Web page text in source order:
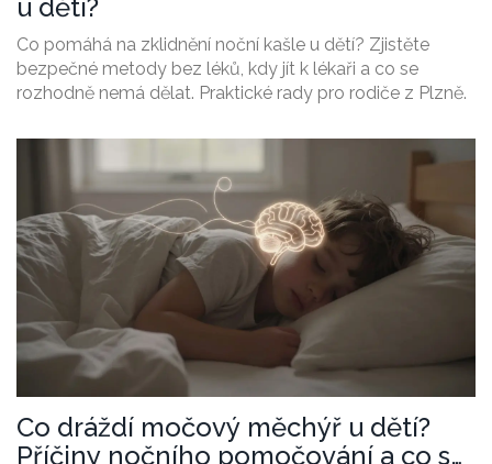
u dětí?
Co pomáhá na zklidnění noční kašle u dětí? Zjistěte
bezpečné metody bez léků, kdy jít k lékaři a co se
rozhodně nemá dělat. Praktické rady pro rodiče z Plzně.
Co dráždí močový měchýř u dětí?
Příčiny nočního pomočování a co s